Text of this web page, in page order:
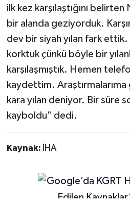
ilk kez karşılaştığını
bir alanda geziyorduk.
dev bir siyah yılan fark
korktuk çünkü böyle bir
karşılaşmıştık. Hemen
kaydettim. Araştırmalarıma
kara yılan deniyor. Bir süre
kayboldu" dedi.
Kaynak: İHA